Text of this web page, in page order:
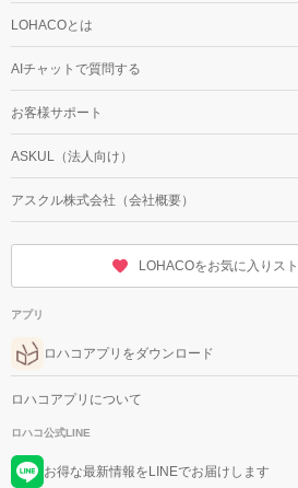
LOHACOとは
AIチャットで質問する
お客様サポート
ASKUL（法人向け）
アスクル株式会社（会社概要）
LOHACOをお気に入りス
アプリ
ロハコアプリをダウンロード
ロハコアプリについて
ロハコ公式LINE
お得な最新情報をLINEでお届けします